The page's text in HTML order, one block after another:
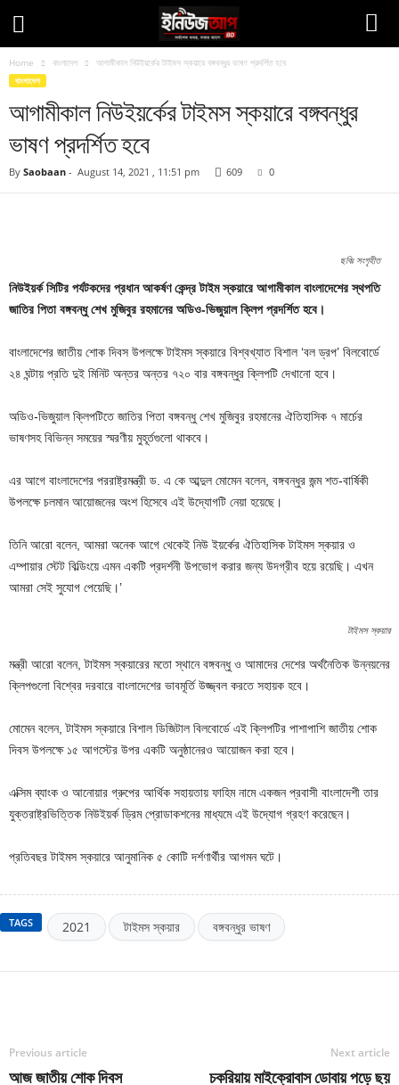
Home বাংলাদেশ আগামীকাল নিউইয়র্কের টাইমস স্কয়ারে বঙ্গবন্ধুর ভাষণ প্রদর্শিত হবে
বাংলাদেশ
আগামীকাল নিউইয়র্কের টাইমস স্কয়ারে বঙ্গবন্ধুর
ভাষণ প্রদর্শিত হবে
By Saobaan - August 14, 2021 , 11:51 pm 609 0
ছবিঃ সংগৃহীত
নিউইয়র্ক সিটির পর্যটকদের প্রধান আকর্ষণ কেন্দ্র টাইম স্কয়ারে আগামীকাল বাংলাদেশের স্থপতি
জাতির পিতা বঙ্গবন্ধু শেখ মুজিবুর রহমানের অডিও-ভিজুয়াল ক্লিপ প্রদর্শিত হবে।
বাংলাদেশের জাতীয় শোক দিবস উপলক্ষে টাইমস স্কয়ারে বিশ্বখ্যাত বিশাল ‘বল ড্রপ’ বিলবোর্ডে
২৪ ঘন্টায় প্রতি দুই মিনিট অন্তর অন্তর ৭২০ বার বঙ্গবন্ধুর ক্লিপটি দেখানো হবে।
অডিও-ভিজুয়াল ক্লিপটিতে জাতির পিতা বঙ্গবন্ধু শেখ মুজিবুর রহমানের ঐতিহাসিক ৭ মার্চের
ভাষণসহ বিভিন্ন সময়ের স্মরণীয় মুহূর্তগুলো থাকবে।
এর আগে বাংলাদেশের পররাষ্ট্রমন্ত্রী ড. এ কে আব্দুল মোমেন বলেন, বঙ্গবন্ধুর জন্ম শত-বার্ষিকী
উপলক্ষে চলমান আয়োজনের অংশ হিসেবে এই উদ্যোগটি নেয়া হয়েছে।
তিনি আরো বলেন, আমরা অনেক আগে থেকেই নিউ ইয়র্কের ঐতিহাসিক টাইমস স্কয়ার ও
এম্পায়ার স্টেট বিল্ডিংয়ে এমন একটি প্রদর্শনী উপভোগ করার জন্য উদগ্রীব হয়ে রয়েছি। এখন
আমরা সেই সুযোগ পেয়েছি।’
টাইমস স্কয়ার
মন্ত্রী আরো বলেন, টাইমস স্কয়ারের মতো স্থানে বঙ্গবন্ধু ও আমাদের দেশের অর্থনৈতিক উন্নয়নের
ক্লিপগুলো বিশ্বের দরবারে বাংলাদেশের ভাবমূর্তি উজ্জ্বল করতে সহায়ক হবে।
মোমেন বলেন, টাইমস স্কয়ারে বিশাল ডিজিটাল বিলবোর্ডে এই ক্লিপটির পাশাপাশি জাতীয় শোক
দিবস উপলক্ষে ১৫ আগস্টের উপর একটি অনুষ্ঠানেরও আয়োজন করা হবে।
এক্সিম ব্যাংক ও আনোয়ার গ্রুপের আর্থিক সহায়তায় ফাহিম নামে একজন প্রবাসী বাংলাদেশী তার
যুক্তরাষ্ট্রভিত্তিক নিউইয়র্ক ড্রিম প্রোডাকশনের মাধ্যমে এই উদ্যোগ গ্রহণ করেছেন।
প্রতিবছর টাইমস স্কয়ারে আনুমানিক ৫ কোটি দর্শণার্থীর আগমন ঘটে।
TAGS 2021 টাইমস স্কয়ার বঙ্গবন্ধুর ভাষণ
Previous article
আজ জাতীয় শোক দিবস
Next article
চকরিয়ায় মাইক্রোবাস ডোবায় পড়ে ছয়